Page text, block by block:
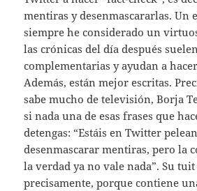
mentiras y desenmascararlas. Un
siempre he considerado un
las crónicas del día después
complementarias y ayudan a
Además, están mejor escritas.
sabe mucho de televisión, Borja
si nada una de esas frases que
detengas: “Estáis en Twitter
desenmascarar mentiras, pero la
la verdad ya no vale nada”. Su
precisamente, porque contiene